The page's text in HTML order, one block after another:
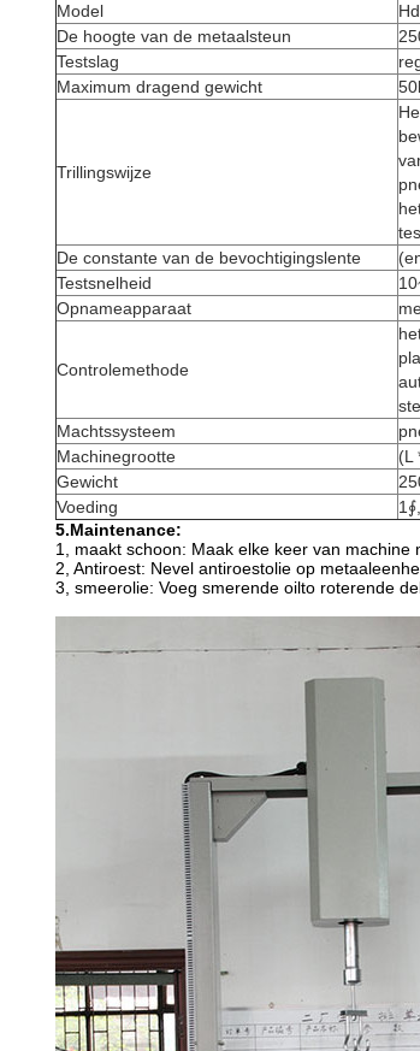
Model
De hoogte van de metaalsteun
Testslag
Maximum dragend gewicht
Trillingswijze
De constante van de bevochtigingslente
Testsnelheid
Opnameapparaat
Controlemethode
Machtssysteem
Machinegrootte
(L
Gewicht
Voeding
5.Maintenance:
1, maakt schoon: Maak elke keer van
2, Antiroest: Nevel antiroestolie op
3, smeerolie: Voeg smerende oilto roterende